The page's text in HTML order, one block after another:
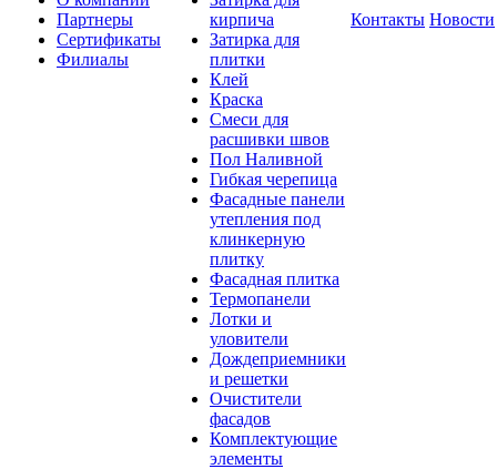
Партнеры
Сертификаты
Филиалы
кирпича
Затирка для
плитки
Клей
Краска
Смеси для
расшивки швов
Пол Наливной
Гибкая черепица
Фасадные панели
утепления под
клинкерную
плитку
Фасадная плитка
Термопанели
Лотки и
уловители
Дождеприемники
и решетки
Очистители
фасадов
Комплектующие
элементы
Контакты Новости